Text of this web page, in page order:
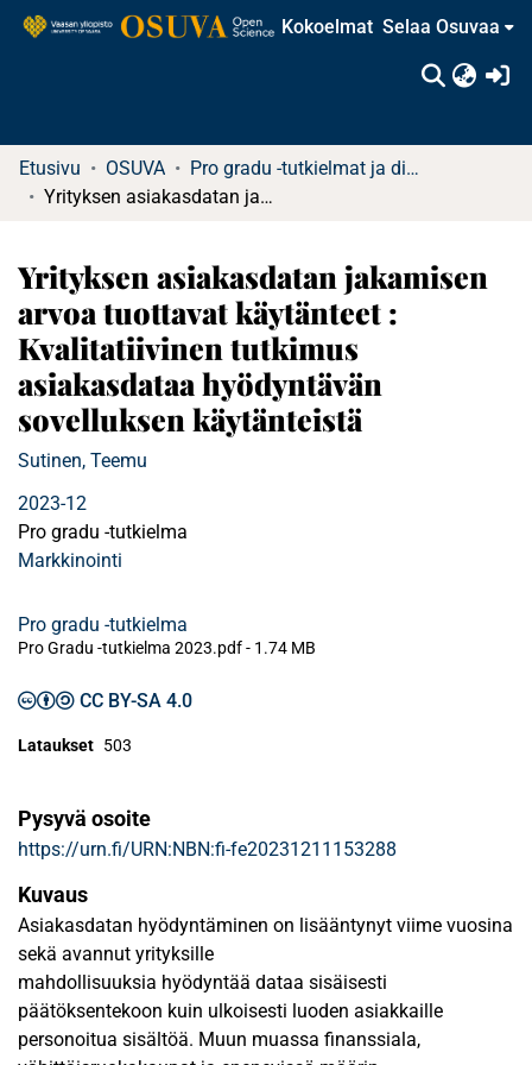
Kokoelmat Selaa Osuvaa
Etusivu OSUVA
Pro gradu -tutkielmat ja diplomityöt
Yrityksen asiakasdatan jakamisen arvoa tuottavat käytänteet : Kvalitatiivinen tutkimus asiakasdataa hyödyntävän sovelluksen käytänteistä
Yrityksen asiakasdatan jakamisen
arvoa tuottavat käytänteet :
Kvalitatiivinen tutkimus
asiakasdataa hyödyntävän
sovelluksen käytänteistä
Sutinen, Teemu
2023-12
Pro gradu -tutkielma
Markkinointi
Pro gradu -tutkielma
Pro Gradu -tutkielma 2023.pdf - 1.74 MB
CC BY-SA 4.0
Lataukset 503
Pysyvä osoite
https://urn.fi/URN:NBN:fi-fe20231211153288
Kuvaus
Asiakasdatan hyödyntäminen on lisääntynyt viime vuosina
sekä avannut yrityksille
mahdollisuuksia hyödyntää dataa sisäisesti
päätöksentekoon kuin ulkoisesti luoden asiakkaille
personoitua sisältöä. Muun muassa finanssiala,